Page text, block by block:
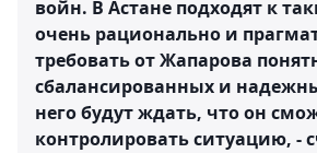
войн. В Астане подходят к
очень рационально и
требовать от Жапарова
сбалансированных и
него будут ждать, что он
контролировать ситуацию, -